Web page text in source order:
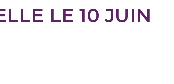
LE 10 JUIN